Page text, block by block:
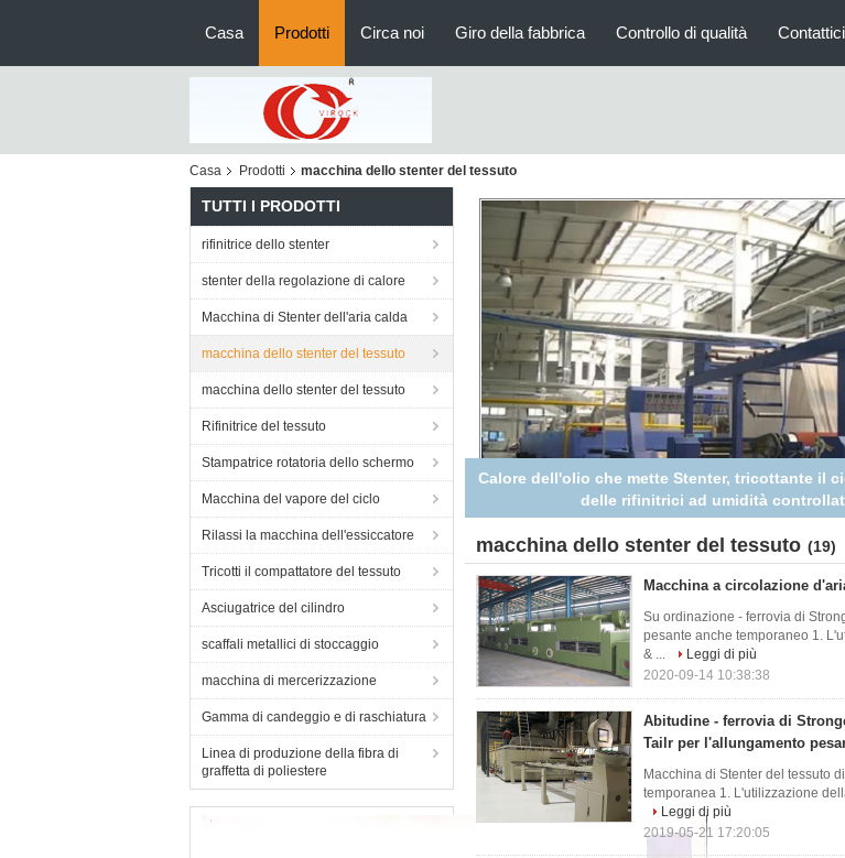
Casa Prodotti Circa noi Giro della fabbrica Controllo di qualità Contattici
Casa Prodotti macchina dello stenter del tessuto
TUTTI I PRODOTTI
rifinitrice dello stenter
stenter della regolazione di calore
Macchina di Stenter dell'aria calda
macchina dello stenter del tessuto
macchina dello stenter del tessuto
Rifinitrice del tessuto
Stampatrice rotatoria dello schermo
Macchina del vapore del ciclo
Rilassi la macchina dell'essiccatore
Tricotti il compattatore del tessuto
Asciugatrice del cilindro
scaffali metallici di stoccaggio
macchina di mercerizzazione
Gamma di candeggio e di raschiatura
Linea di produzione della fibra di
graffetta di poliestere
Abitudine - ferrovia di Stronge della macchina
tessuto di Tailr per l'allungamento pesante
macchina dello stenter del tessuto (19)
Macchina a circolazione
Su ordinazione - ferrovia di
pesante anche temporaneo 1.
& ...
Leggi di più
2020-09-14 10:38:38
Abitudine - ferrovia di
Tailr per l'allungamento
Macchina di Stenter del tessuto
temporanea 1. L'utilizzazione
Leggi di più
2019-05-21 17:20:05